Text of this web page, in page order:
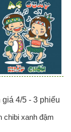
4/5 - 3 phiếu
chibi xanh đậm